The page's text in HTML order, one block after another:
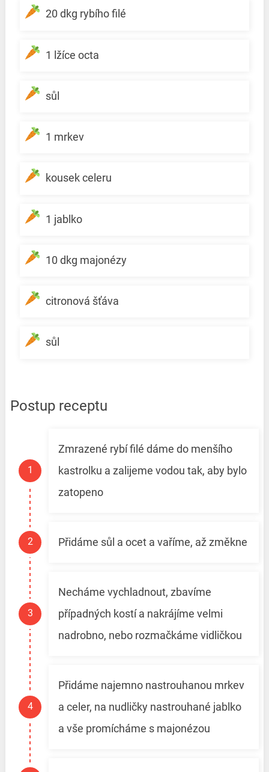
20 dkg rybího filé
1 lžíce octa
sůl
1 mrkev
kousek celeru
1 jablko
10 dkg majonézy
citronová šťáva
sůl
Postup receptu
Zmrazené rybí filé dáme do menšího
kastrolku a zalijeme vodou tak, aby bylo
zatopeno
Přidáme sůl a ocet a vaříme, až změkne
Necháme vychladnout, zbavíme
případných kostí a nakrájíme velmi
nadrobno, nebo rozmačkáme vidličkou
Přidáme najemno nastrouhanou mrkev
a celer, na nudličky nastrouhané jablko
a vše promícháme s majonézou